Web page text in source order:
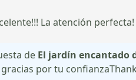
La atención
de El jardín encantado
por tu